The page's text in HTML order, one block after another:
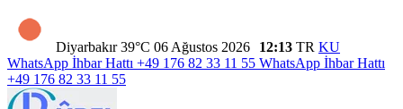
Diyarbakır 39°C 06 Ağustos 2026 12:13 TR KU
WhatsApp İhbar Hattı +49 176 82 33 11 55 WhatsApp İhbar Hattı
+49 176 82 33 11 55